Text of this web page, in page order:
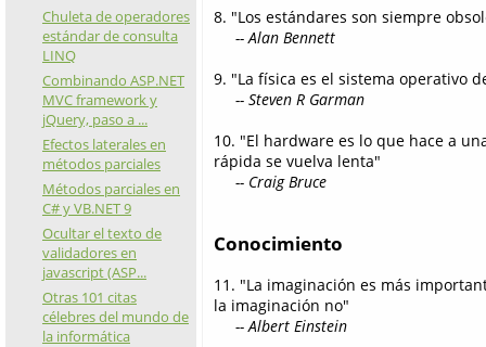
Chuleta de operadores
estándar de consulta
LINQ
Combinando ASP.NET
MVC framework y
jQuery, paso a ...
Efectos laterales en
métodos parciales
Métodos parciales en
C# y VB.NET 9
Ocultar el texto de
validadores en
javascript (ASP...
Otras 101 citas
célebres del mundo de
la informática
8. "Los estándares son siempre
-- Alan Bennett
9. "La física es el sistema operativo
-- Steven R Garman
10. "El hardware es lo que hace a
rápida se vuelva lenta"
-- Craig Bruce
Conocimiento
11. "La imaginación es más
la imaginación no"
-- Albert Einstein